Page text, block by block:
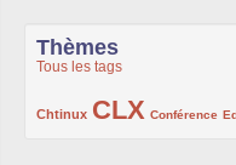
Thèmes
Tous les tags
Chtinux
222/1002CLX
1002/1002 Conférence
132/1002
119/1002
168/1002